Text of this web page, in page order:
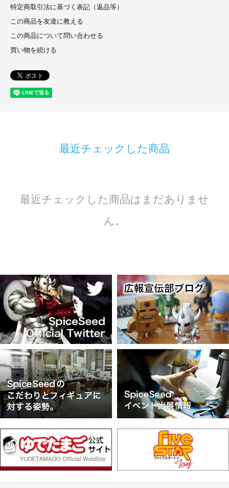
特定商取引法に基づく表記（返品等）
この商品を友達に教える
この商品について問い合わせる
買い物を続ける
最近チェックした商品
最近チェックした商品はまだありませ
ん。